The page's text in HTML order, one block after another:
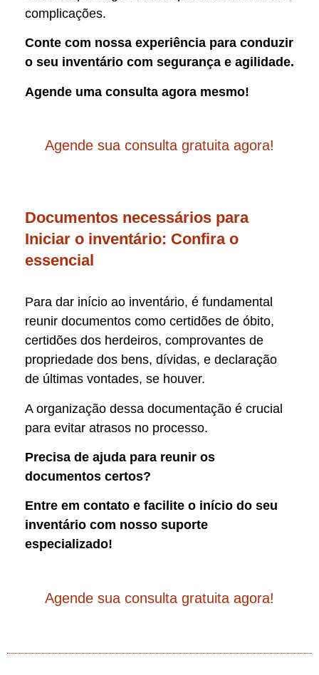
complicações.
Conte com nossa experiência para conduzir
o seu inventário com segurança e agilidade.
Agende uma consulta agora mesmo!
Agende sua consulta gratuita agora!
Documentos necessários para
Iniciar o inventário: Confira o
essencial
Para dar início ao inventário, é fundamental
reunir documentos como certidões de óbito,
certidões dos herdeiros, comprovantes de
propriedade dos bens, dívidas, e declaração
de últimas vontades, se houver.
A organização dessa documentação é crucial
para evitar atrasos no processo.
Precisa de ajuda para reunir os
documentos certos?
Entre em contato e facilite o início do seu
inventário com nosso suporte
especializado!
Agende sua consulta gratuita agora!